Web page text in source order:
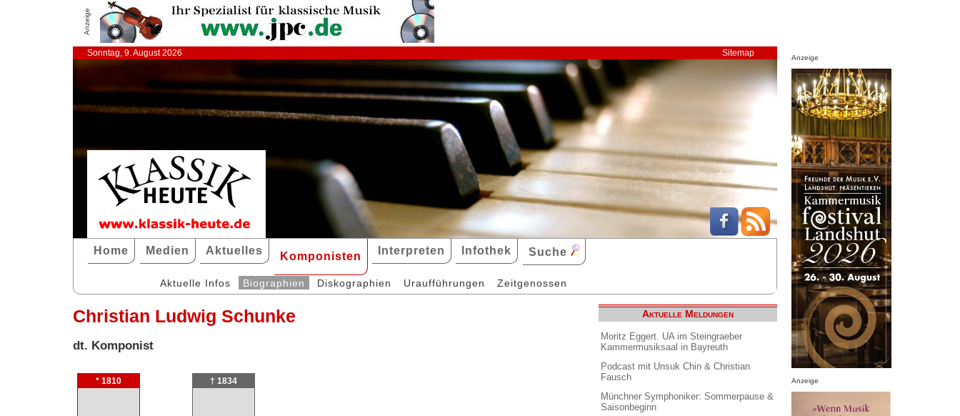
Anzeige
Sonntag, 9. August 2026 Sitemap
Home Medien Aktuelles Komponisten Interpreten Infothek Suche
Aktuelle Infos Biographien Diskographien Uraufführungen Zeitgenossen
Christian Ludwig Schunke
dt. Komponist
* 1810 † 1834
Aktuelle Meldungen
Moritz Eggert. UA im Steingraeber
Kammermusiksaal in Bayreuth
Podcast mit Unsuk Chin & Christian
Fausch
Münchner Symphoniker: Sommerpause &
Saisonbeginn
Anzeige
Anzeige